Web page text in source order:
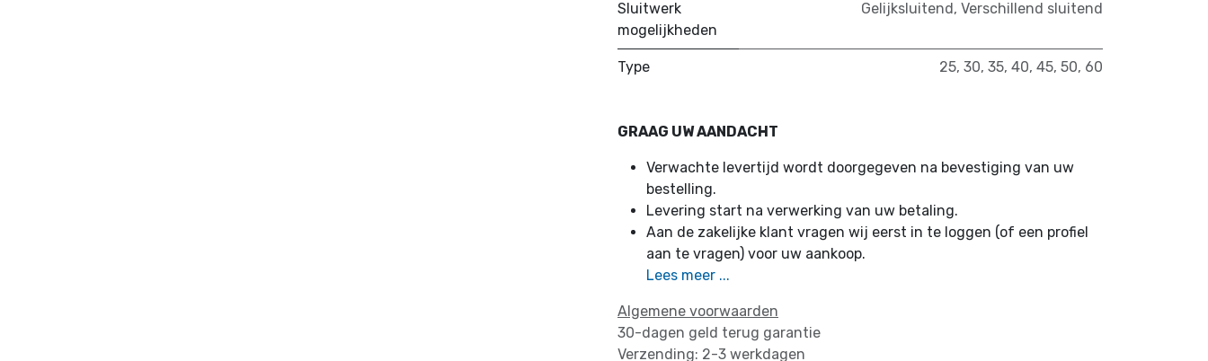
Sluitwerk
mogelijkheden
Gelijksluitend, Verschillend sluitend
Type 25, 30, 35, 40, 45, 50, 60
GRAAG UW AANDACHT
Verwachte levertijd wordt doorgegeven na bevestiging van uw
bestelling.
Levering start na verwerking van uw betaling.
Aan de zakelijke klant vragen wij eerst in te loggen (of een profiel
aan te vragen) voor uw aankoop.
Lees meer ...
Algemene voorwaarden
30-dagen geld terug garantie
Verzending: 2-3 werkdagen